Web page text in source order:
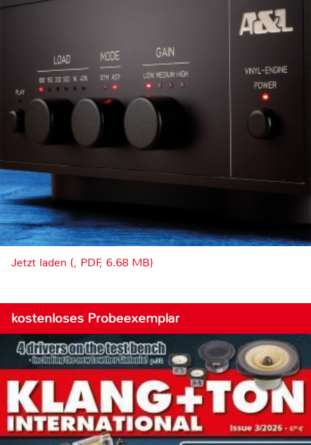
Jetzt laden (, PDF, 6.68 MB)
kostenloses Probeexemplar